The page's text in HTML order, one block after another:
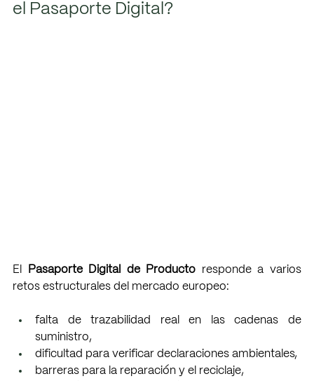
el Pasaporte Digital?
El Pasaporte Digital de Producto responde a varios
retos estructurales del mercado europeo:
falta de trazabilidad real en las cadenas de
suministro,
dificultad para verificar declaraciones ambientales,
barreras para la reparación y el reciclaje,